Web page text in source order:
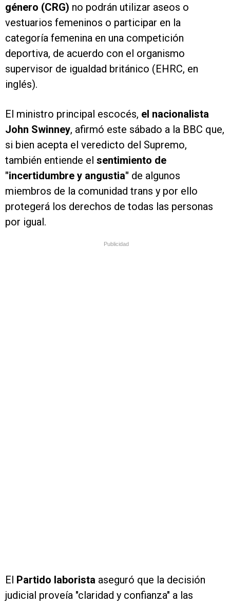
género (CRG) no podrán utilizar aseos o
vestuarios femeninos o participar en la
categoría femenina en una competición
deportiva, de acuerdo con el organismo
supervisor de igualdad británico (EHRC, en
inglés).
El ministro principal escocés, el nacionalista
John Swinney, afirmó este sábado a la BBC que,
si bien acepta el veredicto del Supremo,
también entiende el sentimiento de
"incertidumbre y angustia" de algunos
miembros de la comunidad trans y por ello
protegerá los derechos de todas las personas
por igual.
Publicidad
El Partido laborista aseguró que la decisión
judicial proveía "claridad y confianza" a las